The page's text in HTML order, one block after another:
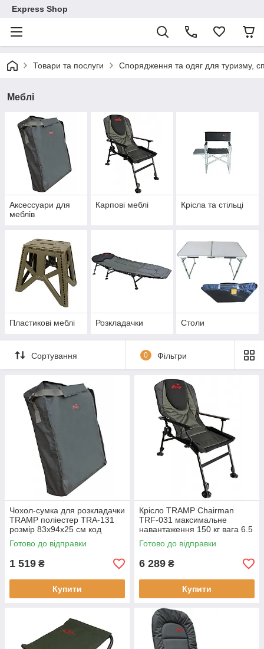
Express Shop
Товари та послуги Спорядження та одяг для туризму,
Меблі
Аксессуари для
меблів
Карпові меблі Крісла та стільці
Пластикові меблі Розкладачки Столи
Сортування 0 Фільтри
Чохол-сумка для розкладачки
TRAMP поліестер TRA-131
розмір 83х94х25 см код
19395761 ручка-лямка
чорний
Готово до відправки
1 519 ₴
Купити
Крісло TRAMP Chairman
TRF-031 максимальне
навантаження 150 кг вага 6.5
кг Камуфляж складная
конструкция
Готово до відправки
6 289 ₴
Купити